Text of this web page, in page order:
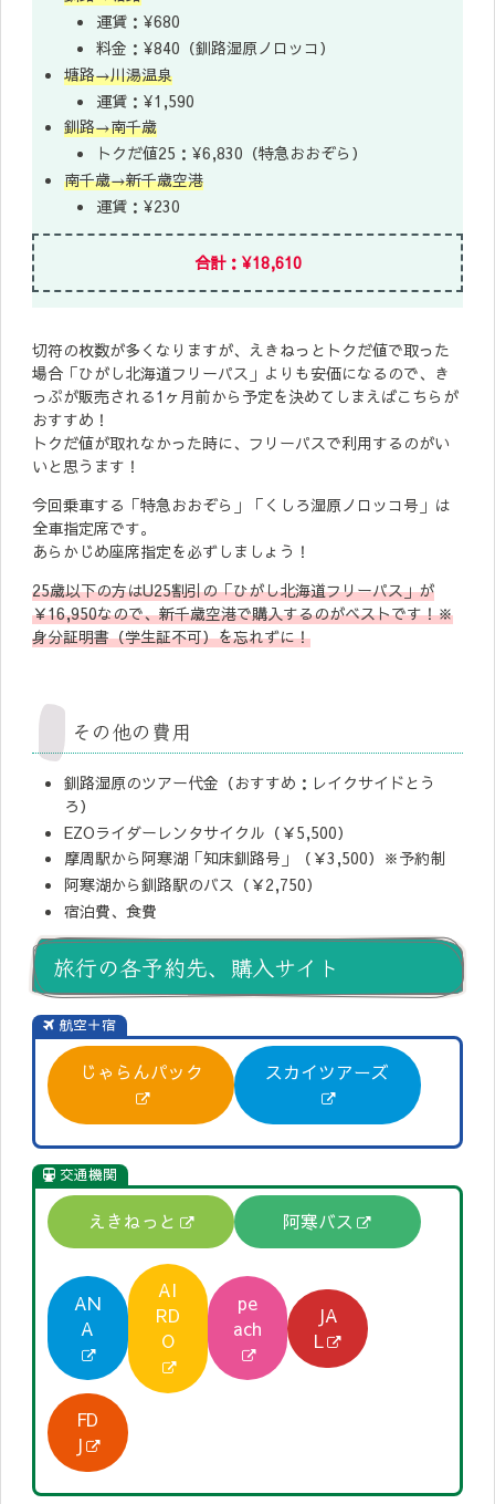
運賃：¥680
料金：¥840（釧路湿原ノロッコ）
塘路→川湯温泉
運賃：¥1,590
釧路→南千歳
トクだ値25：¥6,830（特急おおぞら）
南千歳→新千歳空港
運賃：¥230
合計：¥18,610
切符の枚数が多くなりますが、えきねっとトクだ値で取った
場合「ひがし北海道フリーパス」よりも安価になるので、き
っぷが販売される1ヶ月前から予定を決めてしまえばこちらが
おすすめ！
トクだ値が取れなかった時に、フリーパスで利用するのがい
いと思うます！
今回乗車する「特急おおぞら」「くしろ湿原ノロッコ号」は
全車指定席です。
あらかじめ座席指定を必ずしましょう！
25歳以下の方はU25割引の「ひがし北海道フリーパス」が
￥16,950なので、新千歳空港で購入するのがベストです！※
身分証明書（学生証不可）を忘れずに！
その他の費用
釧路湿原のツアー代金（おすすめ：レイクサイドとう
ろ）
EZOライダーレンタサイクル（￥5,500）
摩周駅から阿寒湖「知床釧路号」（￥3,500）※予約制
阿寒湖から釧路駅のバス（￥2,750）
宿泊費、食費
旅行の各予約先、購入サイト
航空＋宿
じゃらんパック スカイツアーズ
交通機関
えきねっと 阿寒バス
AN
A
AI
RD
O
pe
ach
JA
L
FD
J